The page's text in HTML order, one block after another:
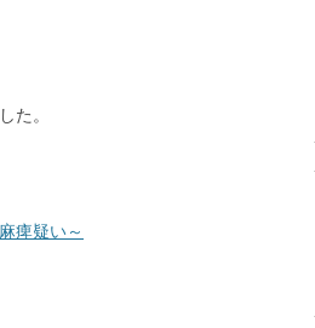
た。
痺疑い～